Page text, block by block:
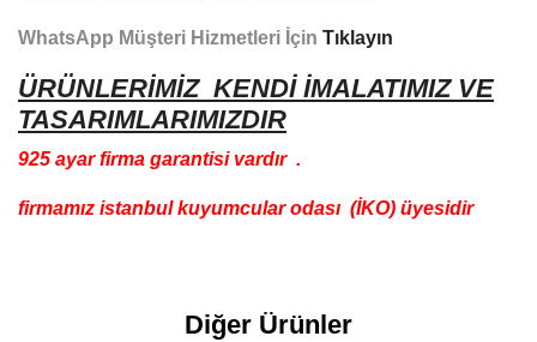
WhatsApp Müşteri Hizmetleri İçin Tıklayın
ÜRÜNLERİMİZ KENDİ İMALATIMIZ VE
TASARIMLARIMIZDIR
925 ayar firma garantisi vardır .
firmamız istanbul kuyumcular odası (İKO) üyesidir
Diğer Ürünler